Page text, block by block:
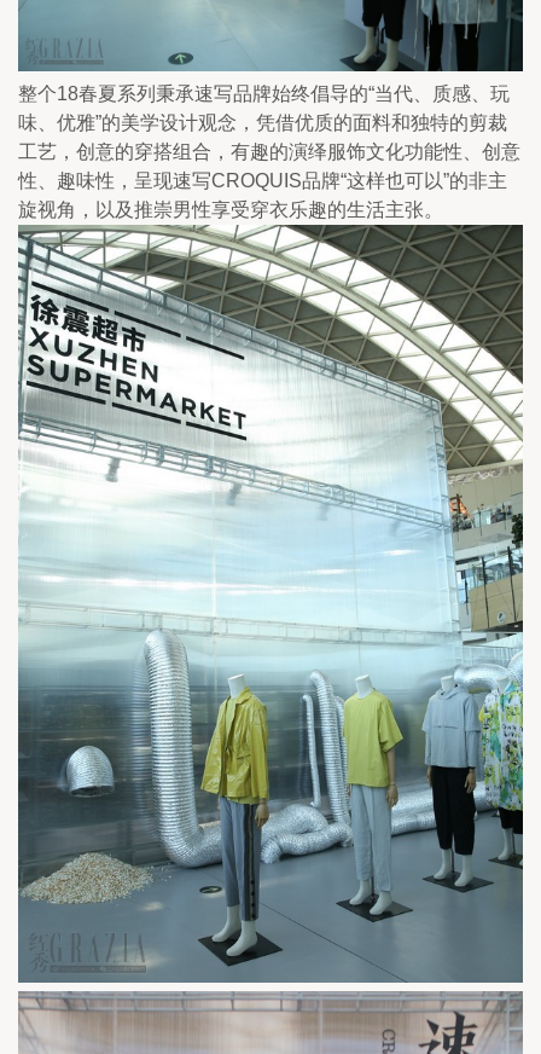
整个18春夏系列秉承速写品牌始终倡导的“当代、质感、玩
味、优雅”的美学设计观念，凭借优质的面料和独特的剪裁
工艺，创意的穿搭组合，有趣的演绎服饰文化功能性、创意
性、趣味性，呈现速写CROQUIS品牌“这样也可以”的非主
旋视角，以及推崇男性享受穿衣乐趣的生活主张。